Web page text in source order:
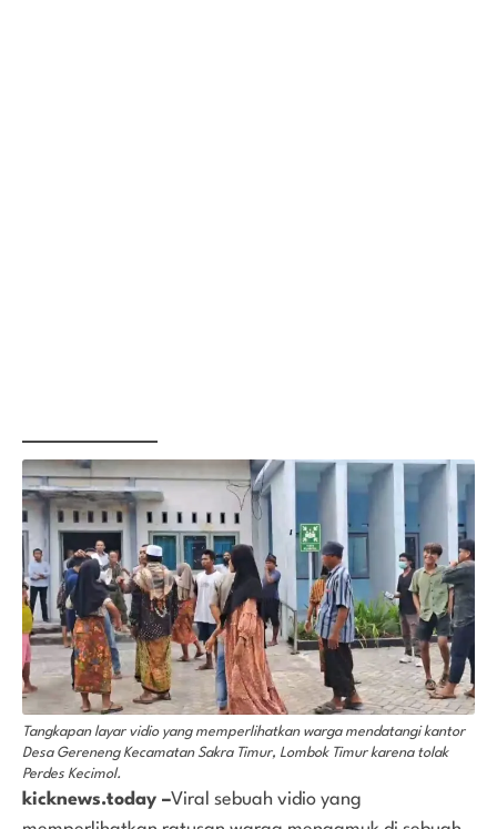
Tangkapan layar vidio yang memperlihatkan warga mendatangi kantor
Desa Gereneng Kecamatan Sakra Timur, Lombok Timur karena tolak
Perdes Kecimol.
kicknews.today –Viral sebuah vidio yang